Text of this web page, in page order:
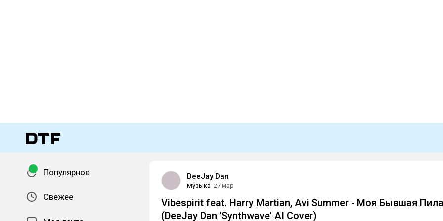
Популярное
Свежее
DeeJay Dan
Музыка 27 мар
Vibespirit feat. Harry Martian, Avi Summer - Моя Бывшая Пила
(DeeJay Dan 'Synthwave' AI Сover)